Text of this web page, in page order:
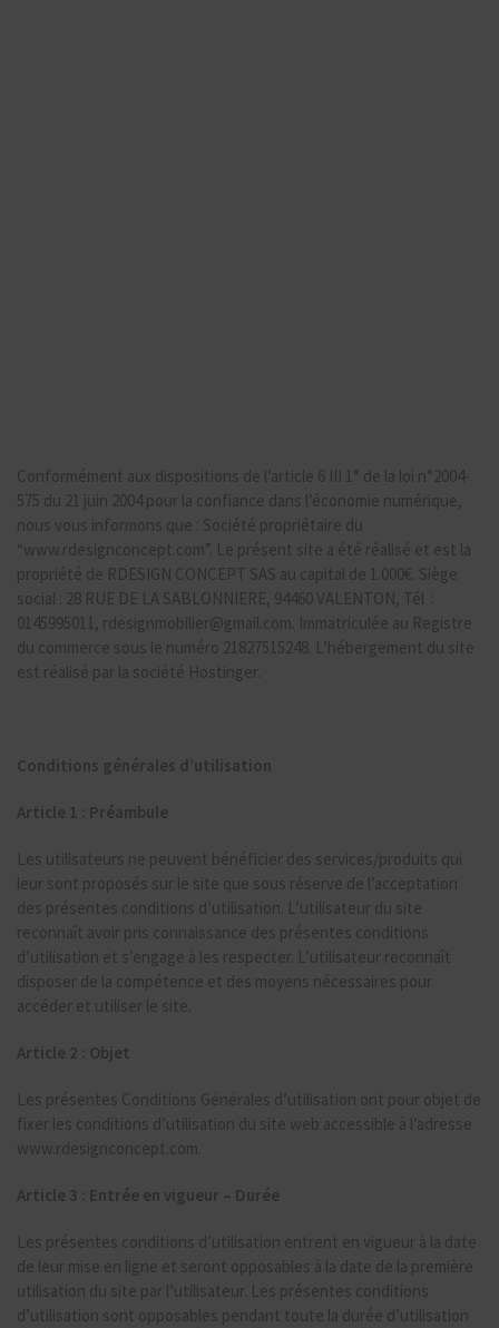
Conformément aux dispositions de l’article 6 III 1° de la loi n°2004-
575 du 21 juin 2004 pour la confiance dans l’économie numérique,
nous vous informons que : Société propriétaire du
“www.rdesignconcept.com”. Le présent site a été réalisé et est la
propriété de RDESIGN CONCEPT SAS au capital de 1.000€. Siège
social : 28 RUE DE LA SABLONNIERE, 94460 VALENTON, Tél :
0145995011, rdesignmobilier@gmail.com. Immatriculée au Registre
du commerce sous le numéro 21827515248. L’hébergement du site
est réalisé par la société Hostinger.
Conditions générales d’utilisation
Article 1 : Préambule
Les utilisateurs ne peuvent bénéficier des services/produits qui
leur sont proposés sur le site que sous réserve de l’acceptation
des présentes conditions d’utilisation. L’utilisateur du site
reconnaît avoir pris connaissance des présentes conditions
d’utilisation et s’engage à les respecter. L’utilisateur reconnaît
disposer de la compétence et des moyens nécessaires pour
accéder et utiliser le site.
Article 2 : Objet
Les présentes Conditions Générales d’utilisation ont pour objet de
fixer les conditions d’utilisation du site web accessible à l’adresse
www.rdesignconcept.com.
Article 3 : Entrée en vigueur – Durée
Les présentes conditions d’utilisation entrent en vigueur à la date
de leur mise en ligne et seront opposables à la date de la première
utilisation du site par l’utilisateur. Les présentes conditions
d’utilisation sont opposables pendant toute la durée d’utilisation